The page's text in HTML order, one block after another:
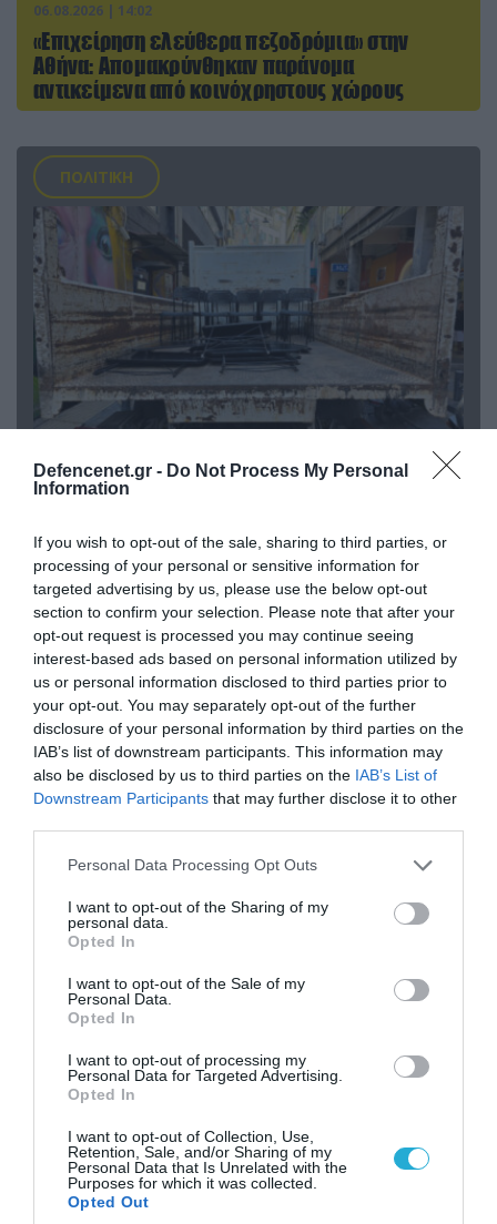
Defencenet.gr - Do Not Process My Personal
Information
If you wish to opt-out of the sale, sharing to third parties, or
processing of your personal or sensitive information for
targeted advertising by us, please use the below opt-out
section to confirm your selection. Please note that after your
opt-out request is processed you may continue seeing
interest-based ads based on personal information utilized by
us or personal information disclosed to third parties prior to
your opt-out. You may separately opt-out of the further
disclosure of your personal information by third parties on the
IAB’s list of downstream participants. This information may
also be disclosed by us to third parties on the IAB’s List of
Downstream Participants that may further disclose it to other
Please note that this website/app uses one or more Google
not limited to your visit or usage behaviour. You may click to
grant or deny consent to Google and its third-party tags to
use your data for below specified purposes in below Google
consent section.
Personal Data Processing Opt Outs
I want to opt-out of the Sharing of my
personal data.
Opted In
I want to opt-out of the Sale of my
Personal Data.
Opted In
I want to opt-out of processing my
Personal Data for Targeted Advertising.
Opted In
I want to opt-out of Collection, Use,
Retention, Sale, and/or Sharing of my
Personal Data that Is Unrelated with the
Purposes for which it was collected.
Opted Out
06.08.2026 | 14:02
«Επιχείρηση ελεύθερα πεζοδρόμια» στην
Αθήνα: Απομακρύνθηκαν παράνομα
αντικείμενα από κοινόχρηστους χώρους
ΠΟΛΙΤΙΚΗ
06.08.2026 | 14:02
Αθήνα: Απομακρύνθηκαν παράνομα
αντικείμενα από κοινόχρηστους χώρους
06.08.2026 | 09:03
«Οι εντελώς αθώοι»: Η ανάρτηση του Αρκά για
τα ζώα που χάθηκαν στις πυρκαγιές της
Αττικής (φωτο)